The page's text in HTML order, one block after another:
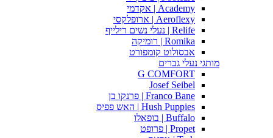
Academy | אקדמי
Aeroflexy | ארופלקסי
Relife | נעלי נשים רילייף
Romika | רומיקה
אבסולוט קומפורט
מותגי נעלי גברים
G COMFORT
Josef Seibel
Franco Bane | פרנקו בן
Hush Puppies | האש פפיס
Buffalo | בופאלו
Propet | פרופט